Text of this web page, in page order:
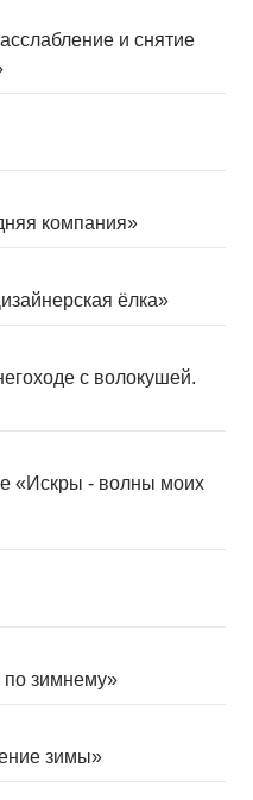
и снятие
компания»
ёлка»
с волокушей.
«Искры - волны моих
зимнему»
зимы»